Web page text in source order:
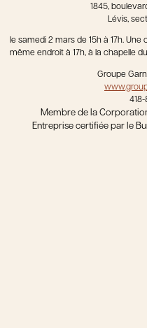
1845,
Lévis,
le samedi 2 mars de 15h à 17h.
même endroit à 17h, à la chapelle
Groupe
Membre de la
Entreprise certifiée par le